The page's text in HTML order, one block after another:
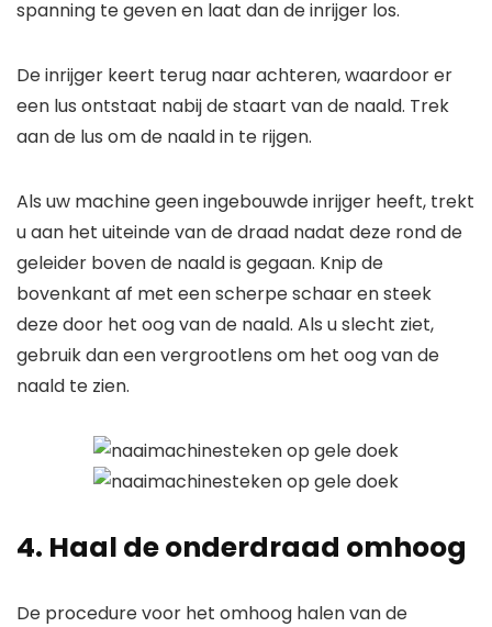
spanning te geven en laat dan de inrijger los.
De inrijger keert terug naar achteren, waardoor er
een lus ontstaat nabij de staart van de naald. Trek
aan de lus om de naald in te rijgen.
Als uw machine geen ingebouwde inrijger heeft, trekt
u aan het uiteinde van de draad nadat deze rond de
geleider boven de naald is gegaan. Knip de
bovenkant af met een scherpe schaar en steek
deze door het oog van de naald. Als u slecht ziet,
gebruik dan een vergrootlens om het oog van de
naald te zien.
4. Haal de onderdraad omhoog
De procedure voor het omhoog halen van de